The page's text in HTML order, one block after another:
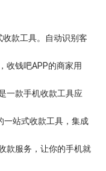
款工具。自动识别客
收钱吧APP的商家用
一款手机收款工具应
一站式收款工具，集成
款服务，让你的手机就